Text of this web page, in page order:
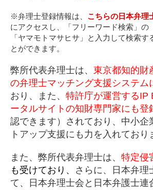
※弁理士登録情報は、 こちらの日本弁理
にアクセスし、「フリーワード検索」の
「ヤマモトマサヒサ」と入力して検索す
とができます。
弊所代表弁理士は、 東京都知的財
の弁理士マッチング支援システム
おり、また、 特許庁が運営するIP
ータルサイトの知財専門家にも登
認できます）されており、中小企
トアップ支援にも力を入れており
また、弊所代表弁理士は、 特定侵
も受けており、 さらに、日本弁理
て、日本弁理士会と日本弁護士連